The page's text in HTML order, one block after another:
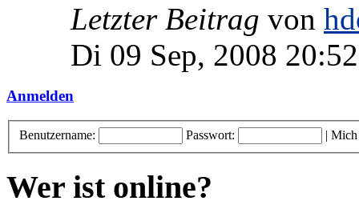
Letzter Beitrag von
Di 09 Sep, 2008 20:52
Anmelden
Benutzername: Passwort: | Mich
Wer ist online?